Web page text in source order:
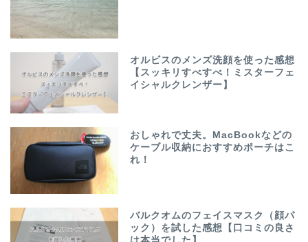
オルビスのメンズ洗顔を使った感想
【スッキリすべすべ！ミスターフェ
イシャルクレンザー】
おしゃれで丈夫。MacBookなどの
ケーブル収納におすすめポーチはこ
れ！
バルクオムのフェイスマスク（顔パ
ック）を試した感想【口コミの良さ